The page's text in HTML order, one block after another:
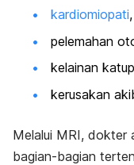
kardiomiopati,
pelemahan
kelainan
kerusakan
Melalui MRI, dokter
bagian-bagian